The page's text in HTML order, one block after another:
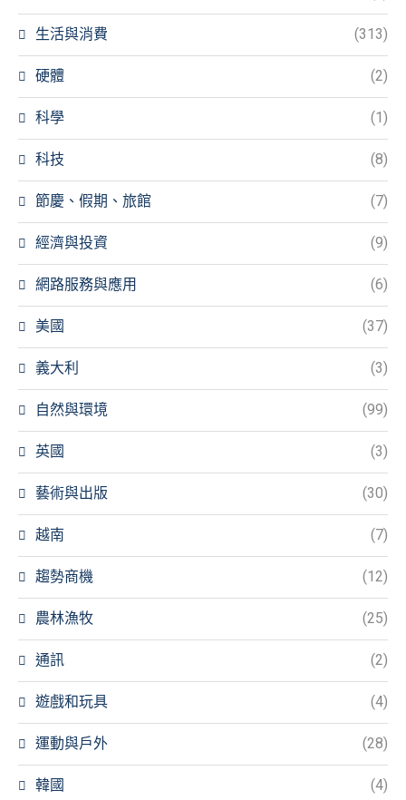
生活與消費 (313)
硬體 (2)
科學 (1)
科技 (8)
節慶、假期、旅館 (7)
經濟與投資 (9)
網路服務與應用 (6)
美國 (37)
義大利 (3)
自然與環境 (99)
英國 (3)
藝術與出版 (30)
越南 (7)
趨勢商機 (12)
農林漁牧 (25)
通訊 (2)
遊戲和玩具 (4)
運動與戶外 (28)
韓國 (4)